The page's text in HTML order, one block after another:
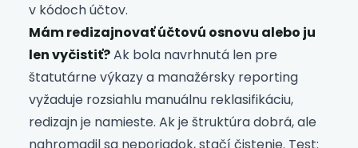
v kódoch účtov.
Mám redizajnovať účtovú osnovu alebo ju
len vyčistiť?Ak bola navrhnutá len pre
štatutárne výkazy a manažérsky reporting
vyžaduje rozsiahlu manuálnu reklasifikáciu,
redizajn je namieste. Ak je štruktúra dobrá, ale